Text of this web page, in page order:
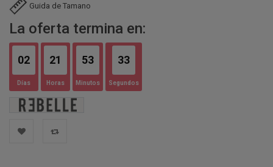
Guida de Tamano
La oferta termina en:
02
Días
21
Horas
53
Minutos
32
Segundos